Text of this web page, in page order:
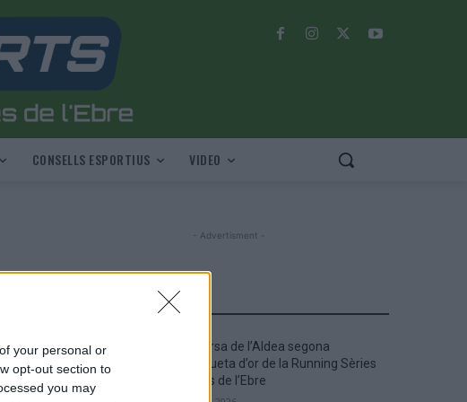
your personal or
opt-out section to
you may
CONSELLS ESPORTIUS VIDEO
- Advertisment -
La Cursa de l’Aldea segona
d’etiqueta d’or de la Running Sèries
Terres de l’Ebre